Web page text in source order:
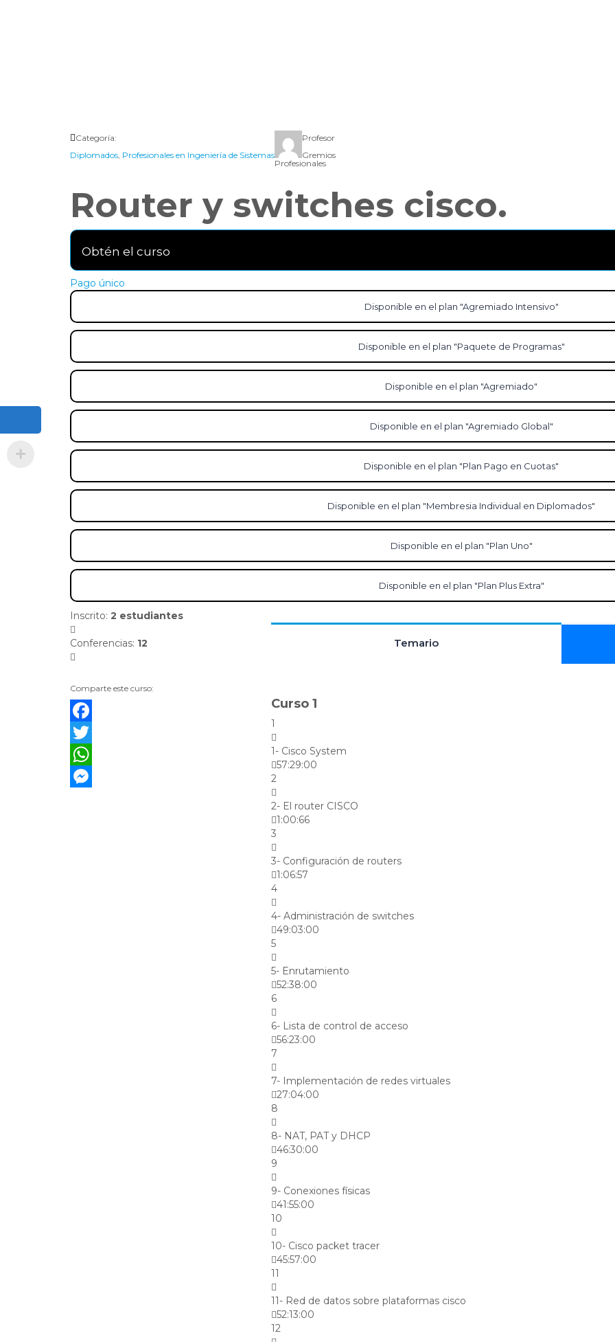
Categoría:
Diplomados, Profesionales en Ingeniería de Sistemas
Profesor
Gremios
Profesionales
Router y switches cisco.
Obtén el curso
Pago único
Disponible en el plan "Agremiado Intensivo"
Disponible en el plan "Paquete de Programas"
Disponible en el plan "Agremiado"
Disponible en el plan "Agremiado Global"
Disponible en el plan "Plan Pago en Cuotas"
Disponible en el plan "Membresia Individual en Diplomados"
Disponible en el plan "Plan Uno"
Disponible en el plan "Plan Plus Extra"
Inscrito: 2 estudiantes
Conferencias: 12
Comparte este curso:
Facebook
Twitter
WhatsApp
Temario
Curso 1
1
1- Cisco System
57:29:00
2
2- El router CISCO
1:00:66
3
3- Configuración de routers
1:06:57
4
4- Administración de switches
49:03:00
5
5- Enrutamiento
52:38:00
6
6- Lista de control de acceso
56:23:00
7
7- Implementación de redes virtuales
27:04:00
8
8- NAT, PAT y DHCP
46:30:00
9
9- Conexiones físicas
41:55:00
10
10- Cisco packet tracer
45:57:00
11
11- Red de datos sobre plataformas cisco
52:13:00
12